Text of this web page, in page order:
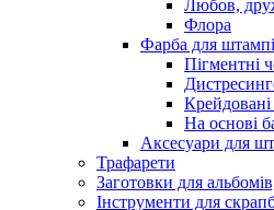
Любов,
Флора
Фарба для
Пігментні
На основі
Аксесуари для
Трафарети
Заготовки для
Інструменти для